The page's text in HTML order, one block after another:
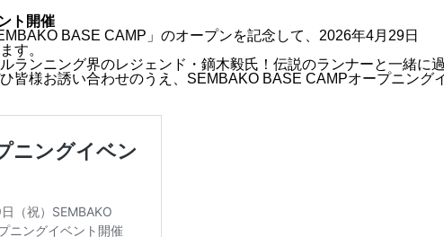
OKUKUJI
ト開催
BASE CAMP」のオープンを記念して、2026年4月29日
す。
ランニング界のレジェンド・鏑木毅氏！伝説のランナーと一緒に
皆様お誘い合わせのうえ、SEMBAKO BASE CAMPオープニング